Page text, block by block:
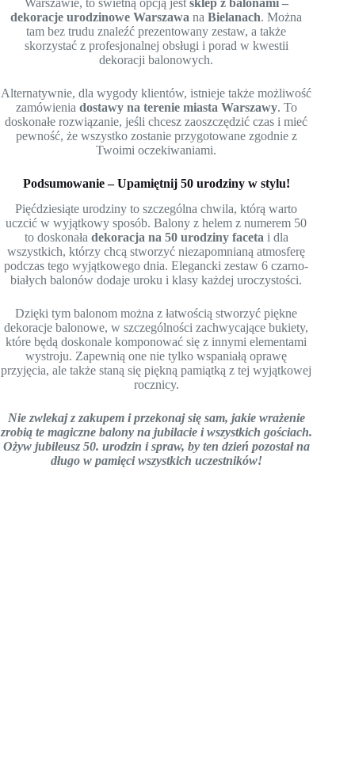
dekoracje urodzinowe Warszawa naBielanach. Można
tam bez trudu znaleźć prezentowany zestaw, a także
skorzystać z profesjonalnej obsługi i porad w kwestii
dekoracji balonowych.
Alternatywnie, dla wygody klientów, istnieje także możliwość
zamówienia dostawy na terenie miasta Warszawy. To
doskonałe rozwiązanie, jeśli chcesz zaoszczędzić czas i mieć
pewność, że wszystko zostanie przygotowane zgodnie z
Twoimi oczekiwaniami.
Podsumowanie – Upamiętnij 50 urodziny w stylu!
Pięćdziesiąte urodziny to szczególna chwila, którą warto
uczcić w wyjątkowy sposób. Balony z helem z numerem 50
to doskonała dekoracja na 50 urodziny facetai dla
wszystkich, którzy chcą stworzyć niezapomnianą atmosferę
podczas tego wyjątkowego dnia. Elegancki zestaw 6 czarno-
białych balonów dodaje uroku i klasy każdej uroczystości.
Dzięki tym balonom można z łatwością stworzyć piękne
dekoracje balonowe, w szczególności zachwycające bukiety,
które będą doskonale komponować się z innymi elementami
wystroju. Zapewnią one nie tylko wspaniałą oprawę
przyjęcia, ale także staną się piękną pamiątką z tej wyjątkowej
rocznicy.
Nie zwlekaj z zakupem i przekonaj się sam, jakie wrażenie
zrobią te magiczne balony na jubilacie i wszystkich gościach.
Ożyw jubileusz 50. urodzin i spraw, by ten dzień pozostał na
długo w pamięci wszystkich uczestników!